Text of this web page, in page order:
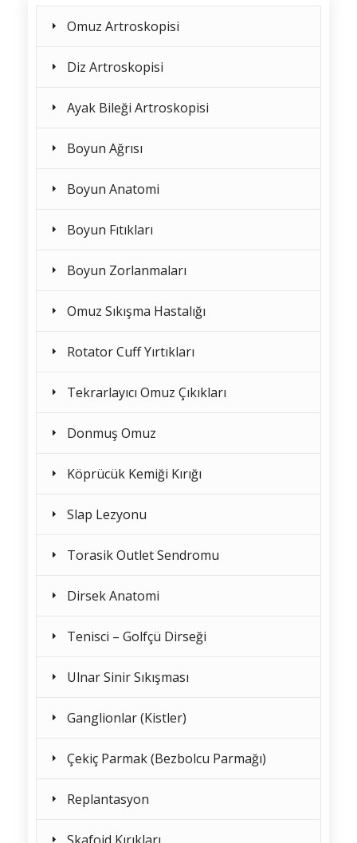
Omuz Artroskopisi
Diz Artroskopisi
Ayak Bileği Artroskopisi
Boyun Ağrısı
Boyun Anatomi
Boyun Fıtıkları
Boyun Zorlanmaları
Omuz Sıkışma Hastalığı
Rotator Cuff Yırtıkları
Tekrarlayıcı Omuz Çıkıkları
Donmuş Omuz
Köprücük Kemiği Kırığı
Slap Lezyonu
Torasik Outlet Sendromu
Dirsek Anatomi
Tenisci – Golfçü Dirseği
Ulnar Sinir Sıkışması
Ganglionlar (Kistler)
Çekiç Parmak (Bezbolcu Parmağı)
Replantasyon